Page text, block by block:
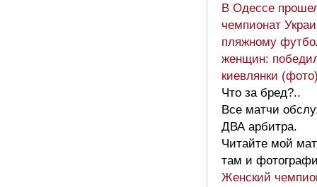
В Одессе
чемпионат
пляжному
женщин:
киевлянки
Что за бред?..
Все матчи
ДВА арбитра.
Читайте мой
там и
Женский